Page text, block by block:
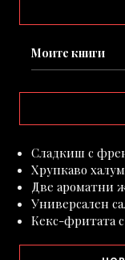
Моите книги
Сладкиш с
Хрупкаво
Две ароматни
Универсален
Кекс-фритата